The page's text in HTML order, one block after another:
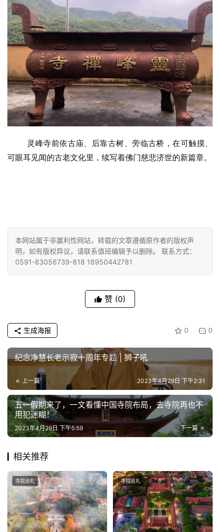
灵峰寺前依古庙、后靠古树、旁临古桥，在可触摸、
可眼耳见闻的古老文化里，续写着佛门慈悲济世的新篇章。
本网站属于非赢利性网站，转载的文章遵循原作者的版权声
明，如有版权异议，请联系值班编辑予以删除。 联系方式：
0591-83056739-818 18950442781
赞 (0)
0 0
生成海报
纪念净慧长老示寂十周年专题 | 狮子吼
上一篇 2023年4月29日 下午2:31
五一假期来了，一文看懂中国寺院布局，去寺院再也不
用犯迷糊！
下一篇
2023年4月29日 下午5:59
相关推荐
寺院巡礼 寺院巡礼